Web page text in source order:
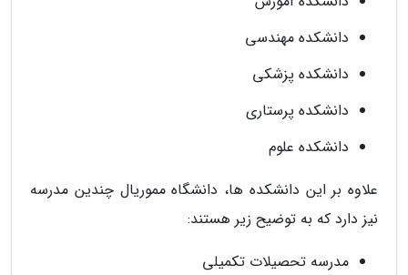
دانشکده مهندسی
دانشکده پزشکی
دانشکده پرستاری
دانشکده علوم
علاوه بر این دانشکده ها، دانشگاه مموریال چندین مدرسه
نیز دارد که به توضیح زیر هستند:
مدرسه تحصیلات تکمیلی